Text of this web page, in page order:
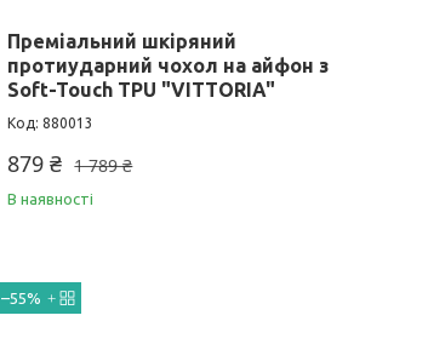
Преміальний шкіряний
протиударний чохол на айфон з
Soft-Touch TPU "VITTORIA"
880013
1 789 ₴
879 ₴
В наявності
–55%